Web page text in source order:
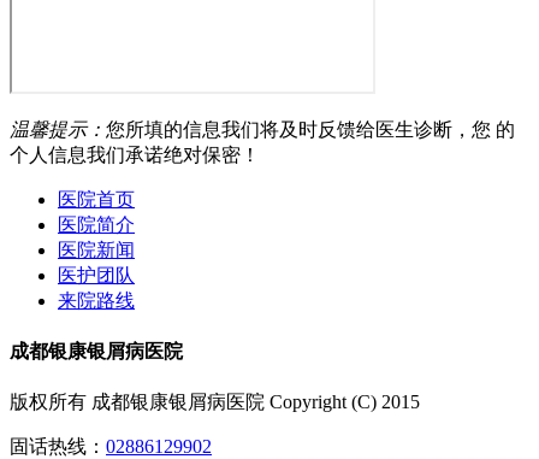
温馨提示： 您所填的信息我们将及时反馈给医生诊断，您 的
个人信息我们承诺绝对保密！
医院首页
医院简介
医院新闻
医护团队
来院路线
成都银康银屑病医院
版权所有 成都银康银屑病医院 Copyright (C) 2015
固话热线： 02886129902